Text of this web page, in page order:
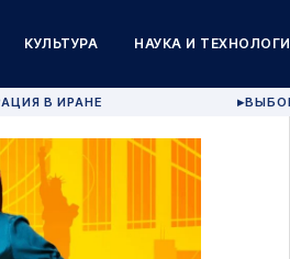
КУЛЬТУРА НАУКА И
В ИРАНЕ ▶